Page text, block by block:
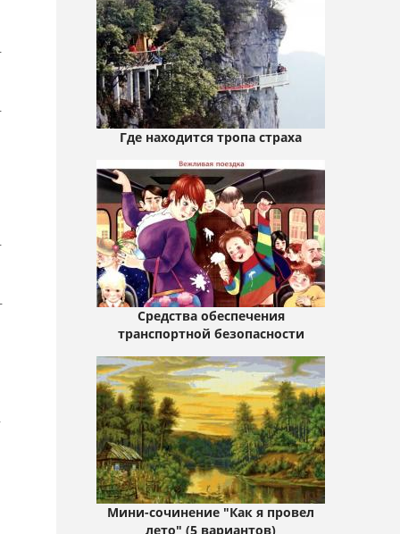
Где находится тропа страха
Средства обеспечения
транспортной безопасности
Мини-сочинение "Как я провел
лето" (5 вариантов)